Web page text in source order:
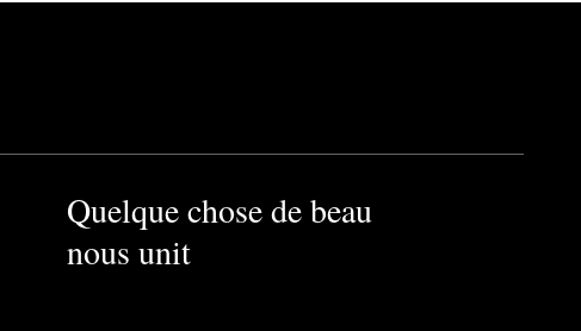
Quelque chose de beau
nous unit